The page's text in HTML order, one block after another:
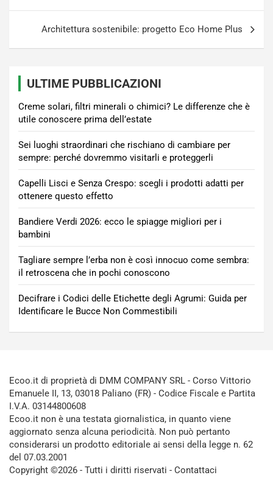
Architettura sostenibile: progetto Eco Home Plus
ULTIME PUBBLICAZIONI
Creme solari, filtri minerali o chimici? Le differenze che è
utile conoscere prima dell’estate
Sei luoghi straordinari che rischiano di cambiare per
sempre: perché dovremmo visitarli e proteggerli
Capelli Lisci e Senza Crespo: scegli i prodotti adatti per
ottenere questo effetto
Bandiere Verdi 2026: ecco le spiagge migliori per i
bambini
Tagliare sempre l’erba non è così innocuo come sembra:
il retroscena che in pochi conoscono
Decifrare i Codici delle Etichette degli Agrumi: Guida per
Identificare le Bucce Non Commestibili
Ecoo.it di proprietà di DMM COMPANY SRL - Corso Vittorio
Emanuele II, 13, 03018 Paliano (FR) - Codice Fiscale e Partita
I.V.A. 03144800608
Ecoo.it non è una testata giornalistica, in quanto viene
aggiornato senza alcuna periodicità. Non può pertanto
considerarsi un prodotto editoriale ai sensi della legge n. 62
del 07.03.2001
Copyright ©2026 - Tutti i diritti riservati - Contattaci